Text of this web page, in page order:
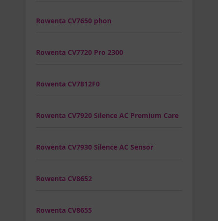
Rowenta CV7650 phon
Rowenta CV7720 Pro 2300
Rowenta CV7812F0
Rowenta CV7920 Silence AC Premium Care
Rowenta CV7930 Silence AC Sensor
Rowenta CV8652
Rowenta CV8655